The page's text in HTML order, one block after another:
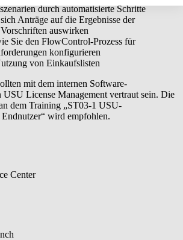
durch automatisierte Schritte
Anträge auf die Ergebnisse der
auswirken
Sie den FlowControl-Prozess für
konfigurieren
von Einkaufslisten
mit dem internen Software-
License Management vertraut sein. Die
dem Training „ST03-1 USU-
wird empfohlen.
Center